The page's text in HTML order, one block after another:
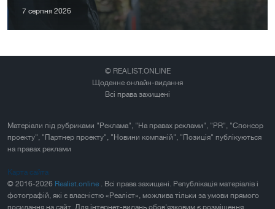
7 серпня 2026
© REALIST.ONLINE
Щоденне онлайн-видання
Всі права захищені
Матеріали під рубриками "Реклама", "На правах реклами", "PR", "Спонсор
проекту", "Партнер проекту", "Новини компаній", "Позиція" публікуються
на правах реклами
Карта сайта
© 2016-2026 Realist.online . Всі права захищені. Републікація матеріалів і
фотографій, які є власністю «Реаліст», можлива тільки за умови прямого